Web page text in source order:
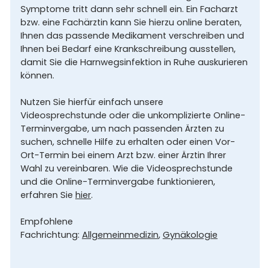
Symptome tritt dann sehr schnell ein. Ein Facharzt
bzw. eine Fachärztin kann Sie hierzu online beraten,
Ihnen das passende Medikament verschreiben und
Ihnen bei Bedarf eine Krankschreibung ausstellen,
damit Sie die Harnwegsinfektion in Ruhe auskurieren
können.
Nutzen Sie hierfür einfach unsere
Videosprechstunde oder die unkomplizierte Online-
Terminvergabe, um nach passenden Ärzten zu
suchen, schnelle Hilfe zu erhalten oder einen Vor-
Ort-Termin bei einem Arzt bzw. einer Ärztin Ihrer
Wahl zu vereinbaren. Wie die Videosprechstunde
und die Online-Terminvergabe funktionieren,
erfahren Sie hier.
Empfohlene
Fachrichtung: Allgemeinmedizin, Gynäkologie